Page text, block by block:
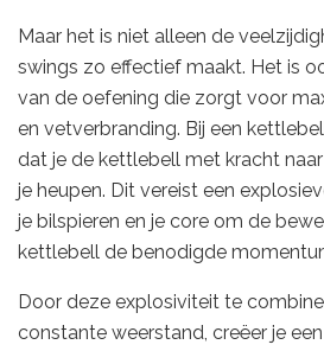
Maar het is niet alleen de
swings zo effectief maakt. Het is
van de oefening die zorgt voor
en vetverbranding. Bij een
dat je de kettlebell met kracht
je heupen. Dit vereist een
je bilspieren en je core om de
kettlebell de benodigde
Door deze explosiviteit te
constante weerstand, creëer je